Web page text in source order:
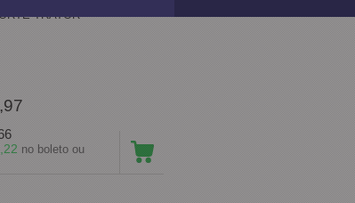
TRATOR
no boleto ou